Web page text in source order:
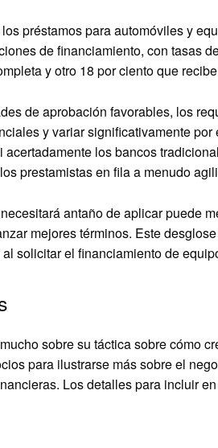
préstamos para automóviles y
de financiamiento, con tasas
y otro 18 por ciento que
de aprobación favorables, los
y variar significativamente
acertadamente los bancos
prestamistas en fila a menudo
antaño de aplicar puede
mejores términos. Este
solicitar el financiamiento de
sobre su táctica sobre cómo
para ilustrarse más sobre el
Los detalles para incluir